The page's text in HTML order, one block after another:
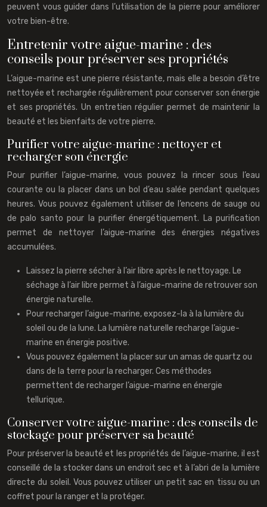
peuvent vous guider dans l’utilisation de la pierre pour améliorer
votre bien-être.
Entretenir votre aigue-marine : des
conseils pour préserver ses propriétés
L’aigue-marine est une pierre résistante, mais elle a besoin d’être
nettoyée et rechargée régulièrement pour conserver son énergie
et ses propriétés. Un entretien régulier permet de maintenir la
beauté et les bienfaits de votre pierre.
Purifier votre aigue-marine : nettoyer et
recharger son énergie
Pour purifier l’aigue-marine, vous pouvez la rincer sous l’eau
courante ou la placer dans un bol d’eau salée pendant quelques
heures. Vous pouvez également utiliser de l’encens de sauge ou
de palo santo pour la purifier énergétiquement. La purification
permet de nettoyer l’aigue-marine des énergies négatives
accumulées.
Laissez la pierre sécher à l’air libre après le nettoyage. Le
séchage à l’air libre permet à l’aigue-marine de retrouver son
énergie naturelle.
Pour recharger l’aigue-marine, exposez-la à la lumière du
soleil ou de la lune. La lumière naturelle recharge l’aigue-
marine en énergie positive.
Vous pouvez également la placer sur un amas de quartz ou
dans de la terre pour la recharger. Ces méthodes
permettent de recharger l’aigue-marine en énergie
tellurique.
Conserver votre aigue-marine : des conseils de
stockage pour préserver sa beauté
Pour préserver la beauté et les propriétés de l’aigue-marine, il est
conseillé de la stocker dans un endroit sec et à l’abri de la lumière
directe du soleil. Vous pouvez utiliser un petit sac en tissu ou un
coffret pour la ranger et la protéger.